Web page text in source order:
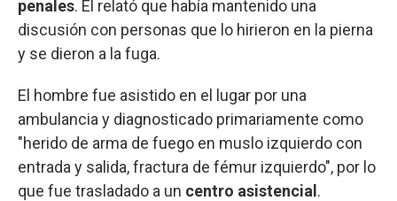
penales. Él relató que había mantenido una
discusión con personas que lo hirieron en la pierna
y se dieron a la fuga.
El hombre fue asistido en el lugar por una
ambulancia y diagnosticado primariamente como
"herido de arma de fuego en muslo izquierdo con
entrada y salida, fractura de fémur izquierdo", por lo
que fue trasladado a un centro asistencial.